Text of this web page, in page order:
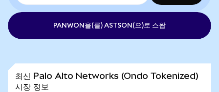
PANWON을(를) ASTSON(으)로 스왑
최신 Palo Alto Networks (Ondo Tokenized)
시장 정보